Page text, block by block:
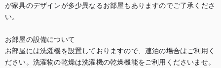
が家具のデザインが多少異なるお部屋もありますのでご了承くださ
い。
お部屋の設備について
お部屋には洗濯機を設置しておりますので、連泊の場合はご利用く
ださい。洗濯物の乾燥は洗濯機の乾燥機能をご利用くださいませ。